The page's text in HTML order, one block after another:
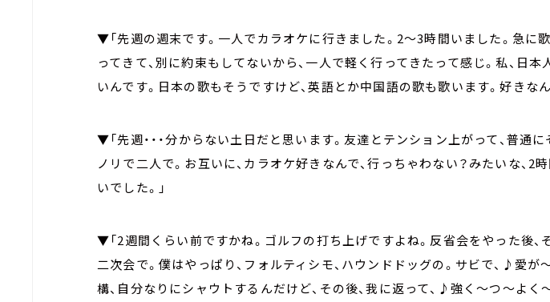
▼「先週の週末です。一人でカラオケに行きました。2～3時間いました。急に
ってきて、別に約束もしてないから、一人で軽く行ってきたって感じ。私、日本
いんです。日本の歌もそうですけど、英語とか中国語の歌も歌います。好きなん
▼「先週・・・分からない土日だと思います。友達とテンション上がって、普通に
ノリで二人で。お互いに、カラオケ好きなんで、行っちゃわない？みたいな、2
いでした。」
▼「2週間くらい前ですかね。ゴルフの打ち上げですよね。反省会をやった後、
二次会で。僕はやっぱり、フォルティシモ、ハウンドドッグの。サビで、♪愛
構、自分なりにシャウトするんだけど、その後、我に返って、♪強く～つ～よ